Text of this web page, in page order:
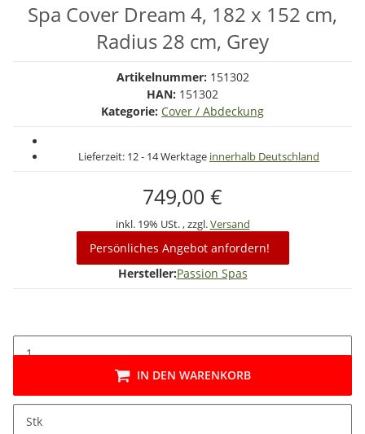
Spa Cover Dream 4, 182 x 152 cm,
Radius 28 cm, Grey
Artikelnummer: 151302
HAN: 151302
Kategorie: Cover / Abdeckung
Lieferzeit: 12 - 14 Werktage innerhalb Deutschland
749,00 €
inkl. 19% USt. , zzgl.Versand
Persönliches Angebot anfordern!
Hersteller:Passion Spas
Stk
IN DEN WARENKORB